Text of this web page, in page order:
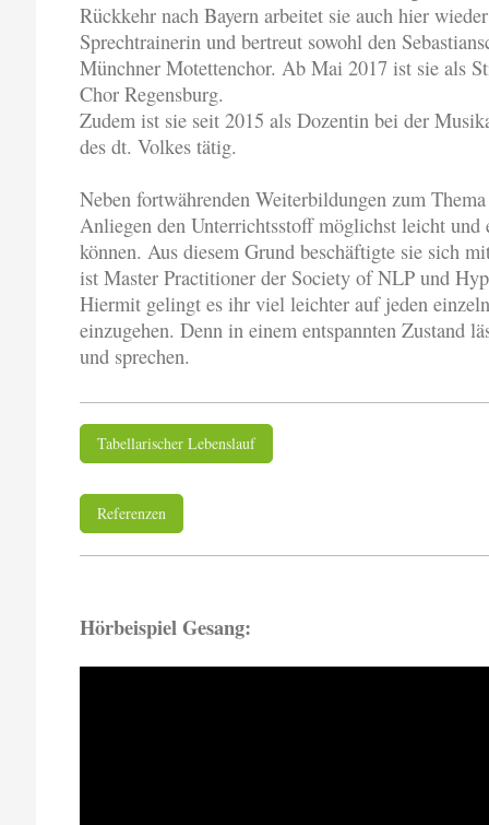
Rückkehr nach Bayern arbeitet sie auch hier
Sprechtrainerin und bertreut sowohl den
Münchner Motettenchor. Ab Mai 2017 ist sie als
Chor Regensburg.
Zudem ist sie seit 2015 als Dozentin bei der
des dt. Volkes tätig.
Neben fortwährenden Weiterbildungen zum
Anliegen den Unterrichtsstoff möglichst leicht und
können. Aus diesem Grund beschäftigte sie sich
ist Master Practitioner der Society of NLP und
Hiermit gelingt es ihr viel leichter auf jeden
einzugehen. Denn in einem entspannten Zustand
und sprechen.
Tabellarischer Lebenslauf
Referenzen
Hörbeispiel Gesang: